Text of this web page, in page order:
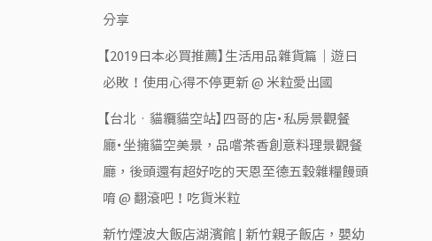
分享
【2019日本必買推薦】生活用品雜貨篇｜遊日
必敗！使用心得不停更新 @ 米粒愛出國
【台北‧貓纜貓空站】四哥的店・私房景觀餐
廳・坐擁貓空美景，品嚐茶香創意料理景觀餐
廳，後頭還有超好吃的天恩至德五穀雜糧饅頭
唷 @ 翻滾吧！吃貨米粒
新竹煙波大飯店湖濱館 | 新竹親子飯店，嬰幼